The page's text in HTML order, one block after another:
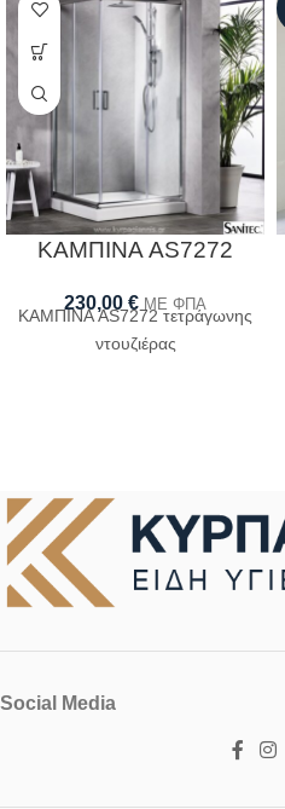
ΚΑΜΠΙΝΑ AS7272
230,00 € ΜΕ ΦΠΑ
ΚΑΜΠΙΝΑ AS7272 τετράγωνης
ντουζιέρας
Social Media